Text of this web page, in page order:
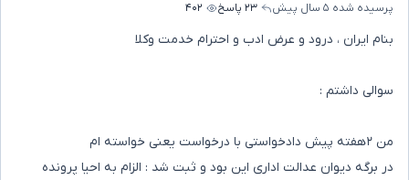
پرسیده شده ۵ سال پیش ۲۳ پاسخ ۴۰۲
بنام ایران ، درود و عرض ادب و احترام خدمت وکلا
سوالی داشتم :
من ۲هفته پیش دادخواستی با درخواست یعنی خواسته ام
در برگه دیوان عدالت اداری این بود و ثبت شد : الزام به احیا پرونده